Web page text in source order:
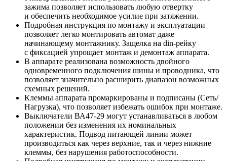
зажима позволяет использовать любую отвертку
и обеспечить необходимое усилие при затяжении.
Подробная инструкция по монтажу и эксплуатации
позволяет легко монтировать автомат даже
начинающему монтажнику. Защелка на din-рейку
с фиксацией упрощает монтаж и демонтаж аппарата.
В аппарате реализована возможность двойного
одновременного подключения шины и проводника, что
позволяет значительно расширить диапазон возможных
схемных решений.
Клеммы аппарата промаркированы и подписаны (Сеть/
Нагрузка), что позволяет избежать ошибок при монтаже.
Выключатели ВА47-29 могут устанавливаться в любом
положении без изменения их номинальных
характеристик. Подвод питающей линии может
производиться как через верхние, так и через нижние
клеммы, без нарушения работоспособности.